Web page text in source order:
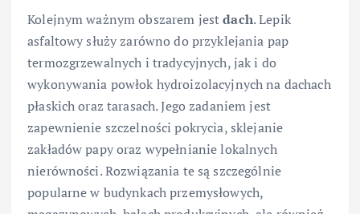
Kolejnym ważnym obszarem jestdach. Lepik
asfaltowy służy zarówno do przyklejania pap
termozgrzewalnych i tradycyjnych, jak i do
wykonywania powłok hydroizolacyjnych na dachach
płaskich oraz tarasach. Jego zadaniem jest
zapewnienie szczelności pokrycia, sklejanie
zakładów papy oraz wypełnianie lokalnych
nierówności. Rozwiązania te są szczególnie
popularne w budynkach przemysłowych,